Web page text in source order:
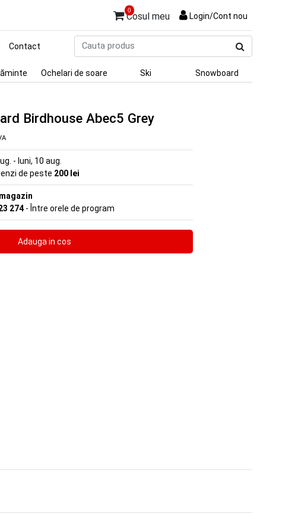
0
Cosul meu Login/Cont nou
produs
Contact
Ochelari de soare Ski Snowboard
Birdhouse Abec5 Grey
- luni, 10 aug.
de peste 200 lei
274 - Între orele de program